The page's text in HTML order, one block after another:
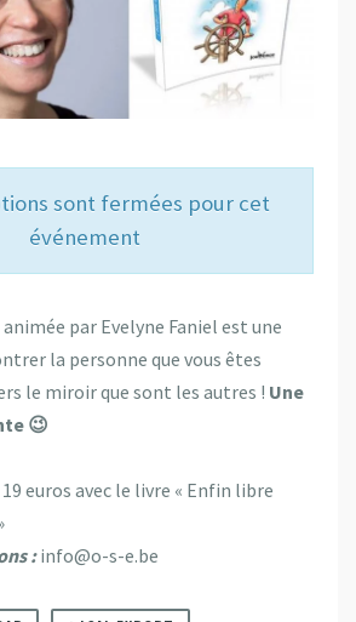
sont fermées pour cet
événement
par Evelyne Faniel est une
la personne que vous êtes
le miroir que sont les autres ! Une
😉
euros avec le livre « Enfin libre
: info@o-s-e.be